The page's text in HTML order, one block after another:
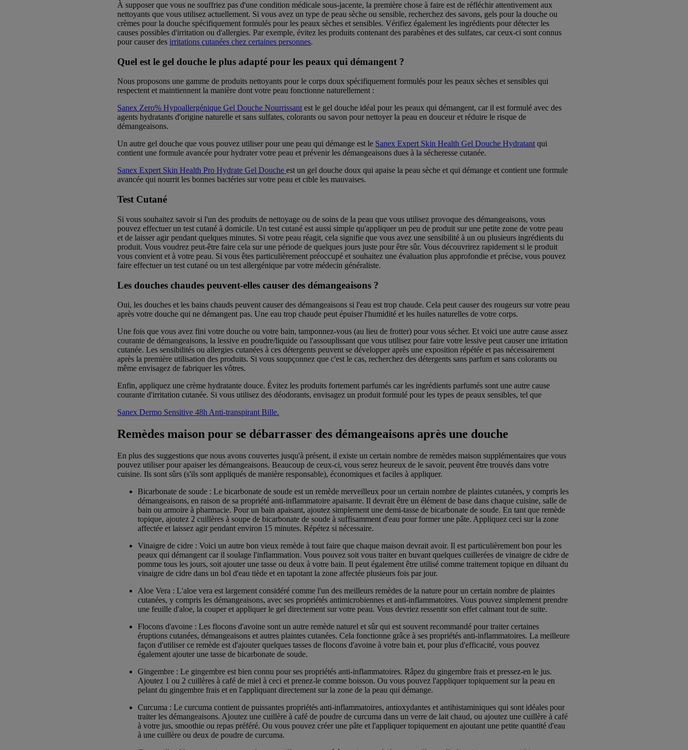
À supposer que vous ne souffriez pas d'une condition médicale sous-jacente, la première chose à faire est de réfléchir attentivement aux
nettoyants que vous utilisez actuellement. Si vous avez un type de peau sèche ou sensible, recherchez des savons, gels pour la douche ou
crèmes pour la douche spécifiquement formulés pour les peaux sèches et sensibles. Vérifiez également les ingrédients pour détecter les
causes possibles d'irritation ou d'allergies. Par exemple, évitez les produits contenant des parabènes et des sulfates, car ceux-ci sont connus
pour causer des irritations cutanées chez certaines personnes.
Quel est le gel douche le plus adapté pour les peaux qui démangent ?
Nous proposons une gamme de produits nettoyants pour le corps doux spécifiquement formulés pour les peaux sèches et sensibles qui
respectent et maintiennent la manière dont votre peau fonctionne naturellement :
Sanex Zero% Hypoallergénique Gel Douche Nourrissantest le gel douche idéal pour les peaux qui démangent, car il est formulé avec des
agents hydratants d'origine naturelle et sans sulfates, colorants ou savon pour nettoyer la peau en douceur et réduire le risque de
démangeaisons.
Un autre gel douche que vous pouvez utiliser pour une peau qui démange est le Sanex Expert Skin Health Gel Douche Hydratantqui
contient une formule avancée pour hydrater votre peau et prévenir les démangeaisons dues à la sécheresse cutanée.
Sanex Expert Skin Health Pro Hydrate Gel Douche est un gel douche doux qui apaise la peau sèche et qui démange et contient une formule
avancée qui nourrit les bonnes bactéries sur votre peau et cible les mauvaises.
Test Cutané
Si vous souhaitez savoir si l'un des produits de nettoyage ou de soins de la peau que vous utilisez provoque des démangeaisons, vous
pouvez effectuer un test cutané à domicile. Un test cutané est aussi simple qu'appliquer un peu de produit sur une petite zone de votre peau
et de laisser agir pendant quelques minutes. Si votre peau réagit, cela signifie que vous avez une sensibilité à un ou plusieurs ingrédients du
produit. Vous voudrez peut-être faire cela sur une période de quelques jours juste pour être sûr. Vous découvrirez rapidement si le produit
vous convient et à votre peau. Si vous êtes particulièrement préoccupé et souhaitez une évaluation plus approfondie et précise, vous pouvez
faire effectuer un test cutané ou un test allergénique par votre médecin généraliste.
Les douches chaudes peuvent-elles causer des démangeaisons ?
Oui, les douches et les bains chauds peuvent causer des démangeaisons si l'eau est trop chaude. Cela peut causer des rougeurs sur votre peau
après votre douche qui ne démangent pas. Une eau trop chaude peut épuiser l'humidité et les huiles naturelles de votre corps.
Une fois que vous avez fini votre douche ou votre bain, tamponnez-vous (au lieu de frotter) pour vous sécher. Et voici une autre cause assez
courante de démangeaisons, la lessive en poudre/liquide ou l'assouplissant que vous utilisez pour faire votre lessive peut causer une irritation
cutanée. Les sensibilités ou allergies cutanées à ces détergents peuvent se développer après une exposition répétée et pas nécessairement
après la première utilisation des produits. Si vous soupçonnez que c'est le cas, recherchez des détergents sans parfum et sans colorants ou
même envisagez de fabriquer les vôtres.
Enfin, appliquez une crème hydratante douce. Évitez les produits fortement parfumés car les ingrédients parfumés sont une autre cause
courante d'irritation cutanée. Si vous utilisez des déodorants, envisagez un produit formulé pour les types de peaux sensibles, tel que
Sanex Dermo Sensitive 48h Anti-transpirant Bille.
Remèdes maison pour se débarrasser des démangeaisons après une douche
En plus des suggestions que nous avons couvertes jusqu'à présent, il existe un certain nombre de remèdes maison supplémentaires que vous
pouvez utiliser pour apaiser les démangeaisons. Beaucoup de ceux-ci, vous serez heureux de le savoir, peuvent être trouvés dans votre
cuisine. Ils sont sûrs (s'ils sont appliqués de manière responsable), économiques et faciles à appliquer.
Bicarbonate de soude : Le bicarbonate de soude est un remède merveilleux pour un certain nombre de plaintes cutanées, y compris les
démangeaisons, en raison de sa propriété anti-inflammatoire apaisante. Il devrait être un élément de base dans chaque cuisine, salle de
bain ou armoire à pharmacie. Pour un bain apaisant, ajoutez simplement une demi-tasse de bicarbonate de soude. En tant que remède
topique, ajoutez 2 cuillères à soupe de bicarbonate de soude à suffisamment d'eau pour former une pâte. Appliquez ceci sur la zone
affectée et laissez agir pendant environ 15 minutes. Répétez si nécessaire.
Vinaigre de cidre : Voici un autre bon vieux remède à tout faire que chaque maison devrait avoir. Il est particulièrement bon pour les
peaux qui démangent car il soulage l'inflammation. Vous pouvez soit vous traiter en buvant quelques cuillerées de vinaigre de cidre de
pomme tous les jours, soit ajouter une tasse ou deux à votre bain. Il peut également être utilisé comme traitement topique en diluant du
vinaigre de cidre dans un bol d'eau tiède et en tapotant la zone affectée plusieurs fois par jour.
Aloe Vera : L'aloe vera est largement considéré comme l'un des meilleurs remèdes de la nature pour un certain nombre de plaintes
cutanées, y compris les démangeaisons, avec ses propriétés antimicrobiennes et anti-inflammatoires. Vous pouvez simplement prendre
une feuille d'aloe, la couper et appliquer le gel directement sur votre peau. Vous devriez ressentir son effet calmant tout de suite.
Flocons d'avoine : Les flocons d'avoine sont un autre remède naturel et sûr qui est souvent recommandé pour traiter certaines
éruptions cutanées, démangeaisons et autres plaintes cutanées. Cela fonctionne grâce à ses propriétés anti-inflammatoires. La meilleure
façon d'utiliser ce remède est d'ajouter quelques tasses de flocons d'avoine à votre bain et, pour plus d'efficacité, vous pouvez
également ajouter une tasse de bicarbonate de soude.
Gingembre : Le gingembre est bien connu pour ses propriétés anti-inflammatoires. Râpez du gingembre frais et pressez-en le jus.
Ajoutez 1 ou 2 cuillères à café de miel à ceci et prenez-le comme boisson. Ou vous pouvez l'appliquer topiquement sur la peau en
pelant du gingembre frais et en l'appliquant directement sur la zone de la peau qui démange.
Curcuma : Le curcuma contient de puissantes propriétés anti-inflammatoires, antioxydantes et antihistaminiques qui sont idéales pour
traiter les démangeaisons. Ajoutez une cuillère à café de poudre de curcuma dans un verre de lait chaud, ou ajoutez une cuillère à café
à votre jus, smoothie ou repas préféré. Ou vous pouvez créer une pâte et l'appliquer topiquement en ajoutant une petite quantité d'eau
à une cuillère ou deux de poudre de curcuma.